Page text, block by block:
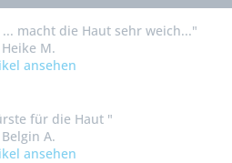
macht die Haut sehr weich..."
Heike M.
ansehen
für die Haut "
Belgin A.
ansehen